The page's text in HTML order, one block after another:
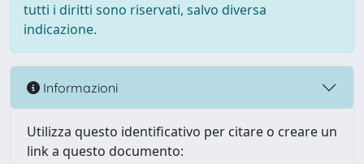
tutti i diritti sono riservati, salvo diversa
indicazione.
Informazioni
Utilizza questo identificativo per citare o creare un
link a questo documento: